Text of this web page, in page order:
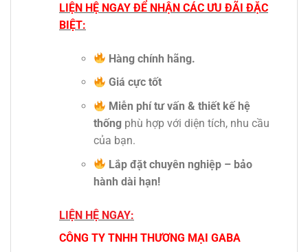
LIỆN HỆ NGAY ĐỂ NHẬN CÁC ƯU ĐÃI ĐẶC
BIỆT:
Hàng chính hãng.
Giá cực tốt
Miễn phí tư vấn & thiết kế hệ
thốngphù hợp với diện tích, nhu cầu
của bạn.
Lắp đặt chuyên nghiệp – bảo
hành dài hạn!
LIỆN HỆ NGAY:
CÔNG TY TNHH THƯƠNG MẠI GABA